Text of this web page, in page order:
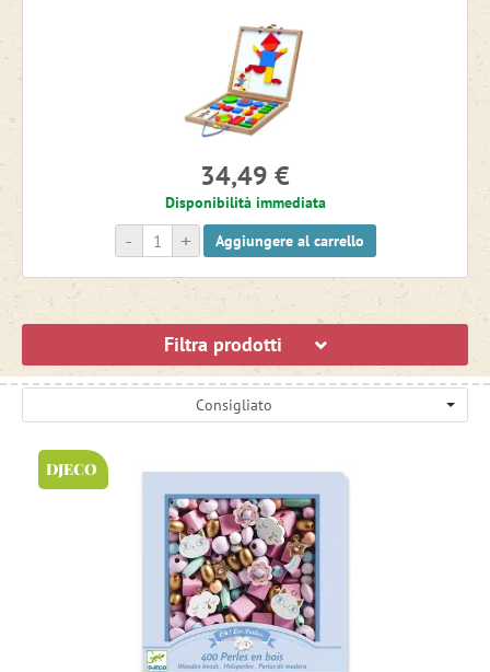
34,49 €
Disponibilità immediata
+
- Aggiungere al carrello
Filtra prodotti
Consigliato
DJECO